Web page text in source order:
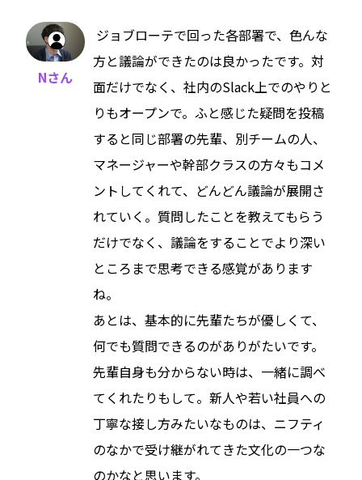
Nさん
ジョブローテで回った各部署で、色んな
方と議論ができたのは良かったです。対
面だけでなく、社内のSlack上でのやりと
りもオープンで。ふと感じた疑問を投稿
すると同じ部署の先輩、別チームの人、
マネージャーや幹部クラスの方々もコメ
ントしてくれて、どんどん議論が展開さ
れていく。質問したことを教えてもらう
だけでなく、議論をすることでより深い
ところまで思考できる感覚があります
ね。
あとは、基本的に先輩たちが優しくて、
何でも質問できるのがありがたいです。
先輩自身も分からない時は、一緒に調べ
てくれたりもして。新人や若い社員への
丁寧な接し方みたいなものは、ニフティ
のなかで受け継がれてきた文化の一つな
のかなと思います。